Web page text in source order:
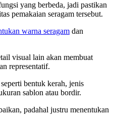
yang berbeda, jadi pastikan
pemakaian seragam tersebut.
warna seragam dan
visual lain akan membuat
representatif.
bentuk kerah, jenis
sablon atau bordir.
padahal justru menentukan